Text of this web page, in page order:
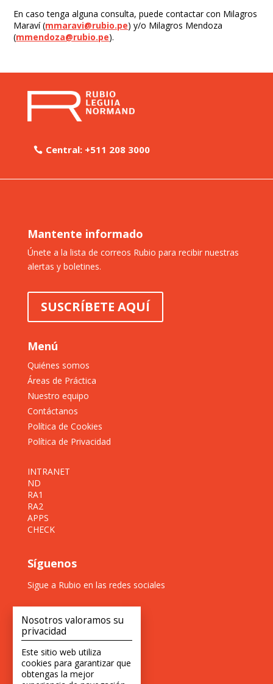
En caso tenga alguna consulta, puede contactar con Milagros
Maraví (mmaravi@rubio.pe) y/o Milagros Mendoza
(mmendoza@rubio.pe).
Central: +511 208 3000
Mantente informado
Únete a la lista de correos Rubio para recibir nuestras
alertas y boletines.
SUSCRÍBETE AQUÍ
Menú
Quiénes somos
Áreas de Práctica
Nuestro equipo
Contáctanos
Política de Cookies
Política de Privacidad
INTRANET
ND
RA1
RA2
APPS
CHECK
Síguenos
Sigue a Rubio en las redes sociales
Nosotros valoramos su
privacidad
Este sitio web utiliza
cookies para garantizar que
obtengas la mejor